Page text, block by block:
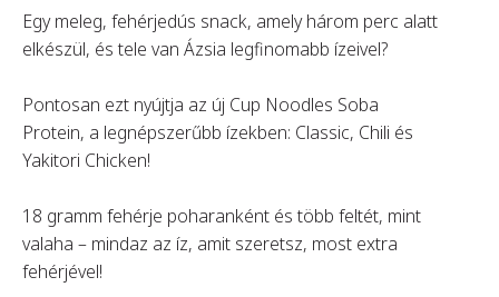
Egy meleg, fehérjedús snack, amely három perc alatt
elkészül, és tele van Ázsia legfinomabb ízeivel?
Pontosan ezt nyújtja az új Cup Noodles Soba
Protein, a legnépszerűbb ízekben: Classic, Chili és
Yakitori Chicken!
18 gramm fehérje poharanként és több feltét, mint
valaha – mindaz az íz, amit szeretsz, most extra
fehérjével!